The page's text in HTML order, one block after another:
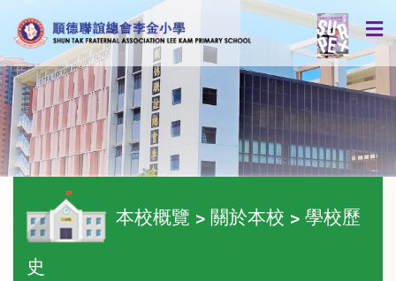
本校概覽 > 關於本校 > 學校歷
史